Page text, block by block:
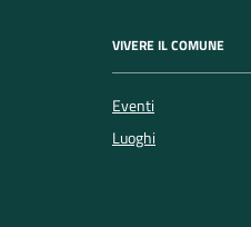
VIVERE IL COMUNE
Eventi
Luoghi